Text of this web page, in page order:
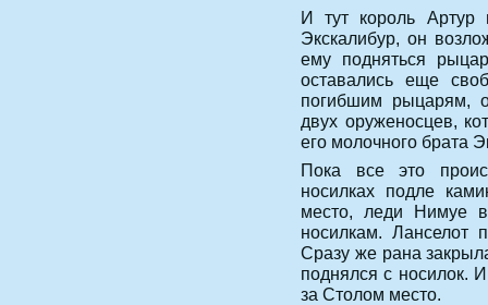
И тут король
Экскалибур, он
ему подняться
оставались еще
погибшим рыцарям,
двух оруженосцев,
его молочного брата
Пока все это
носилках подле
место, леди Нимуе
носилкам. Ланселот
Сразу же рана
поднялся с носилок.
за Столом место.